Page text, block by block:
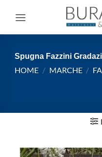
Spugna Fazzini
HOME / MARCHE /